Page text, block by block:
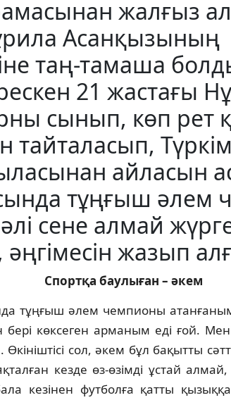
жалғыз
Асанқызының
таң-тамаша
21 жастағы
сынып, көп рет
тайталасып,
айласын
тұңғыш әлем
сене алмай
жазып
Спортқа баулыған – әкем
тұңғыш әлем чемпионы
бері көксеген ар­маным еді ғой.
сол, әкем бұл бақытты
кез­де өз-өзімді ұстай
кезі­нен футболға қатты